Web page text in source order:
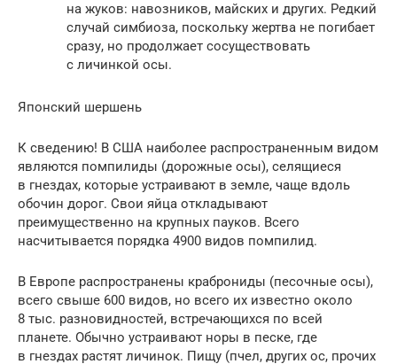
на жуков: навозников, майских и других. Редкий
случай симбиоза, поскольку жертва не погибает
сразу, но продолжает сосуществовать
с личинкой осы.
Японский шершень
К сведению! В США наиболее распространенным видом
являются помпилиды (дорожные осы), селящиеся
в гнездах, которые устраивают в земле, чаще вдоль
обочин дорог. Свои яйца откладывают
преимущественно на крупных пауков. Всего
насчитывается порядка 4900 видов помпилид.
В Европе распространены краброниды (песочные осы),
всего свыше 600 видов, но всего их известно около
8 тыс. разновидностей, встречающихся по всей
планете. Обычно устраивают норы в песке, где
в гнездах растят личинок. Пищу (пчел, других ос, прочих